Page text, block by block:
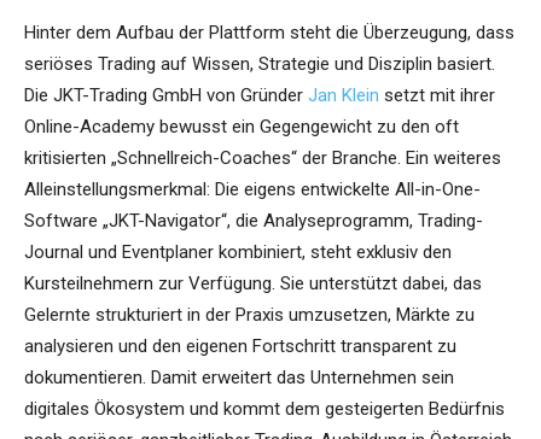
Hinter dem Aufbau der Plattform steht die Überzeugung, dass
seriöses Trading auf Wissen, Strategie und Disziplin basiert.
Die JKT-Trading GmbH von Gründer Jan Klein setzt mit ihrer
Online-Academy bewusst ein Gegengewicht zu den oft
kritisierten „Schnellreich-Coaches“ der Branche. Ein weiteres
Alleinstellungsmerkmal: Die eigens entwickelte All-in-One-
Software „JKT-Navigator“, die Analyseprogramm, Trading-
Journal und Eventplaner kombiniert, steht exklusiv den
Kursteilnehmern zur Verfügung. Sie unterstützt dabei, das
Gelernte strukturiert in der Praxis umzusetzen, Märkte zu
analysieren und den eigenen Fortschritt transparent zu
dokumentieren. Damit erweitert das Unternehmen sein
digitales Ökosystem und kommt dem gesteigerten Bedürfnis